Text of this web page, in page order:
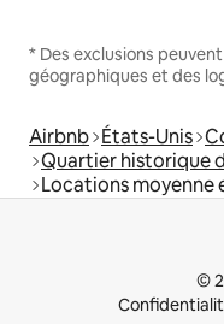
* Des exclusions
géographiques et des
Airbnb États-Unis
Quartier historique
Locations moyenne
©